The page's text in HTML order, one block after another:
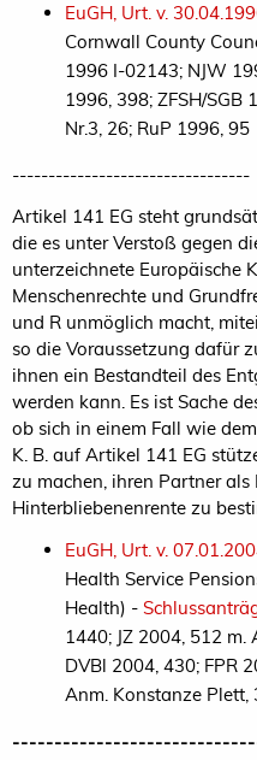
EuGH, Urt. v.
Cornwall County
1996 I-02143; NJW
1996, 398; ZFSH/SGB
Nr.3, 26; RuP 1996, 95
---------------------------------
Artikel 141 EG steht
die es unter Verstoß gegen
unterzeichnete Europäische
Menschenrechte und
und R unmöglich macht,
so die Voraussetzung dafür
ihnen ein Bestandteil des
werden kann. Es ist Sache
ob sich in einem Fall wie
K. B. auf Artikel 141 EG
zu machen, ihren Partner
Hinterbliebenenrente zu
EuGH, Urt. v.
Health Service
Health) -
1440; JZ 2004, 512 m.
DVBl 2004, 430; FPR
Anm. Konstanze Plett,